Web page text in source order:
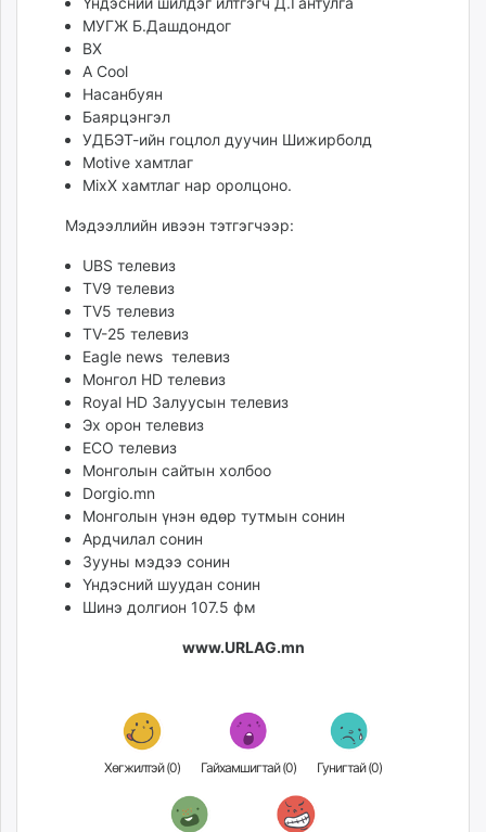
МУГЖ Б.Дашдондог
BX
A Cool
Насанбуян
Баярцэнгэл
УДБЭТ-ийн гоцлол дуучин Шижирболд
Motive хамтлаг
MixX хамтлаг нар оролцоно.
Мэдээллийн ивээн тэтгэгчээр:
UBS телевиз
TV9 телевиз
TV5 телевиз
TV-25 телевиз
Eagle news телевиз
Монгол HD телевиз
Royal HD Залуусын телевиз
Эх орон телевиз
ECO телевиз
Монголын сайтын холбоо
Dorgio.mn
Монголын үнэн өдөр тутмын сонин
Ардчилал сонин
Зууны мэдээ сонин
Үндэсний шуудан сонин
Шинэ долгион 107.5 фм
www.URLAG.mn
Хөгжилтэй (0) Гайхамшигтай (0) Гунигтай (0)